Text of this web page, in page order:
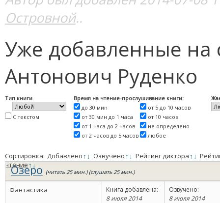
Островной..
Уже добавленные на
Антонович Руденко
Тип книги
С текстом
Время на чтение-прослушивание книги:
до 30 мин
от 30 мин до 1 часа
от 1 часа до 2 часов
от 2 часов до 5 часов
от 5 до 10 часов
от 10 часов
не определено
любое
Сортировка: Добавлено↑ ↓ Озвучено↑ ↓ Рейтинг диктора↑ ↓
чтение↑↓
Озеро (читать 25 мин.) (слушать 25 мин.)
Фантастика
Книга добавлена:
8 июля 2014
Озвучено:
8 июля 2014